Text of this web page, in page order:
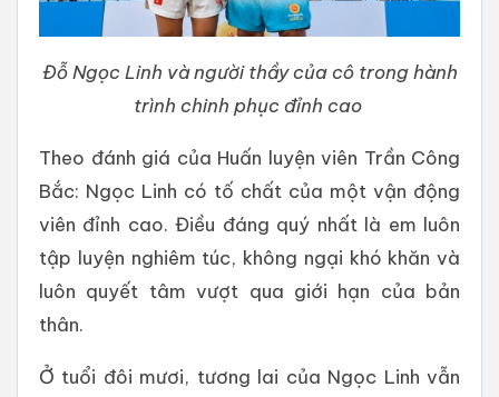
Đỗ Ngọc Linh và người thầy của cô trong hành
trình chinh phục đỉnh cao
Theo đánh giá của Huấn luyện viên Trần Công
Bắc: Ngọc Linh có tố chất của một vận động
viên đỉnh cao. Điều đáng quý nhất là em luôn
tập luyện nghiêm túc, không ngại khó khăn và
luôn quyết tâm vượt qua giới hạn của bản
thân.
Ở tuổi đôi mươi, tương lai của Ngọc Linh vẫn